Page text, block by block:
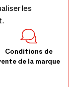
les
Conditions de
de la marque